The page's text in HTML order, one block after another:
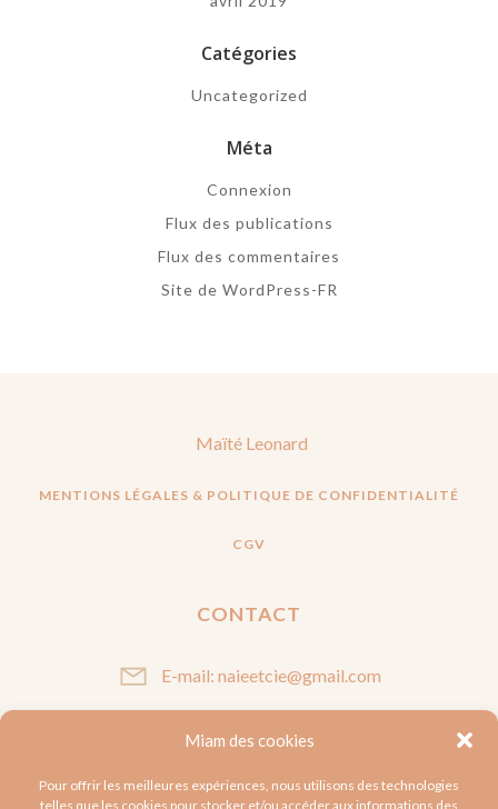
Miam des cookies
Pour offrir les meilleures expériences, nous utilisons des technologies
telles que les cookies pour stocker et/ou accéder aux informations des
Catégories
Uncategorized
Méta
Connexion
Flux des publications
Flux des commentaires
Site de WordPress-FR
Maïté Leonard
MENTIONS LÉGALES & POLITIQUE DE CONFIDENTIALITÉ
CGV
CONTACT
E-mail: naieetcie@gmail.com